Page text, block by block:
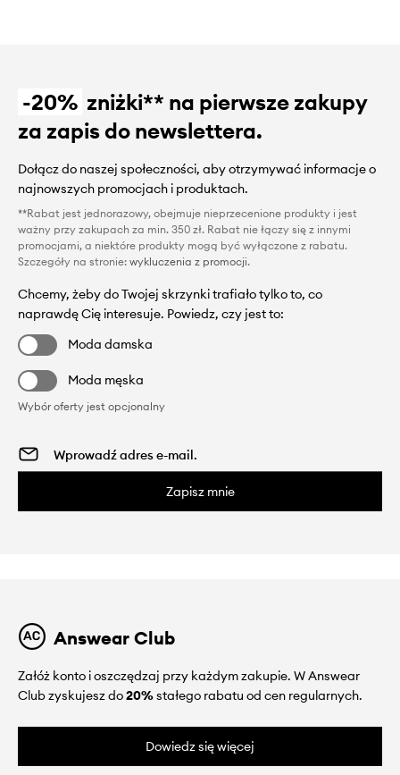
-20% zniżki** na pierwsze zakupy
za zapis do newslettera.
Dołącz do naszej społeczności, aby otrzymywać informacje o
najnowszych promocjach i produktach.
**Rabat jest jednorazowy, obejmuje nieprzecenione produkty i jest
ważny przy zakupach za min. 350 zł. Rabat nie łączy się z innymi
promocjami, a niektóre produkty mogą być wyłączone z rabatu.
Szczegóły na stronie: wykluczenia z promocji.
Chcemy, żeby do Twojej skrzynki trafiało tylko to, co
naprawdę Cię interesuje. Powiedz, czy jest to:
Moda damska
Moda męska
Wybór oferty jest opcjonalny
Zapisz mnie
Answear Club
Załóż konto i oszczędzaj przy każdym zakupie. W Answear
Club zyskujesz do20%stałego rabatu od cen regularnych.
Dowiedz się więcej